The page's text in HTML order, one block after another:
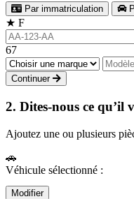
Par immatriculation
★ F
67
Continuer
2. Dites-nous ce qu’il
Ajoutez une ou plusieurs
🚗
Véhicule sélectionné :
Modifier